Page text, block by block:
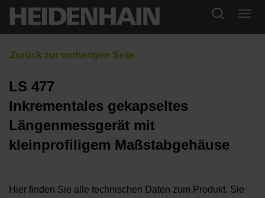
LS 477
Inkrementales gekapseltes
Längenmessgerät mit
kleinprofiligem Maßstabgehäuse
Hier finden Sie alle technischen Daten zum Produkt. Sie